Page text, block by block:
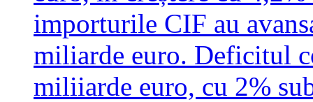
importurile CIF au
miliarde euro. Deficitul
miliiarde euro, cu 2%